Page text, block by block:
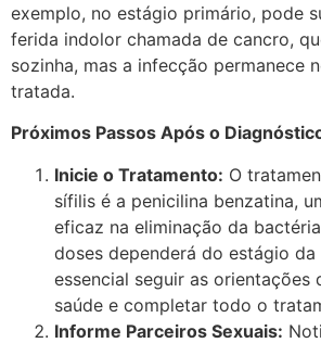
exemplo, no estágio primário, pode
ferida indolor chamada de cancro,
sozinha, mas a infecção permanece
tratada.
Próximos Passos Após o
Inicie o Tratamento: O
sífilis é a penicilina benzatina,
eficaz na eliminação da
doses dependerá do estágio da
essencial seguir as orientações
saúde e completar todo o
Informe Parceiros Sexuais: